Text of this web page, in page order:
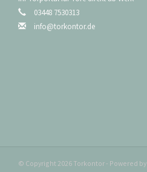
03448 7530313
info@torkontor.de
© Copyright 2026 Torkontor - Powered by